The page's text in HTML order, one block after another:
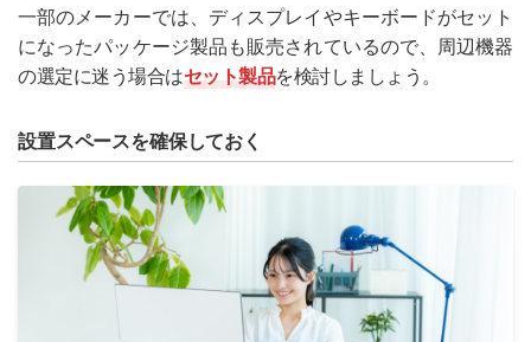
一部のメーカーでは、ディスプレイやキーボードがセット
になったパッケージ製品も販売されているので、周辺機器
の選定に迷う場合はセット製品を検討しましょう。
設置スペースを確保しておく